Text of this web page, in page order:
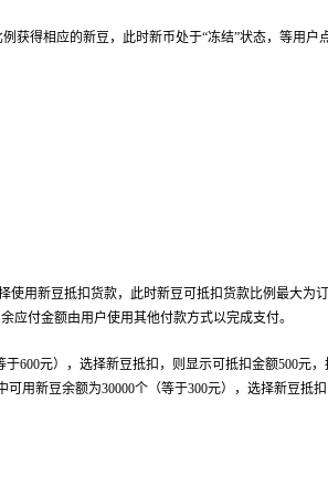
获得相应的新豆，此时新币处于“冻结”状态，等用户
使用新豆抵扣货款，此时新豆可抵扣货款比例最大为
应付金额由用户使用其他付款方式以完成支付。
于600元），选择新豆抵扣，则显示可抵扣金额500元，
可用新豆余额为30000个（等于300元），选择新豆抵